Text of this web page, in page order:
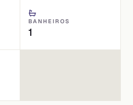
BANHEIROS
1